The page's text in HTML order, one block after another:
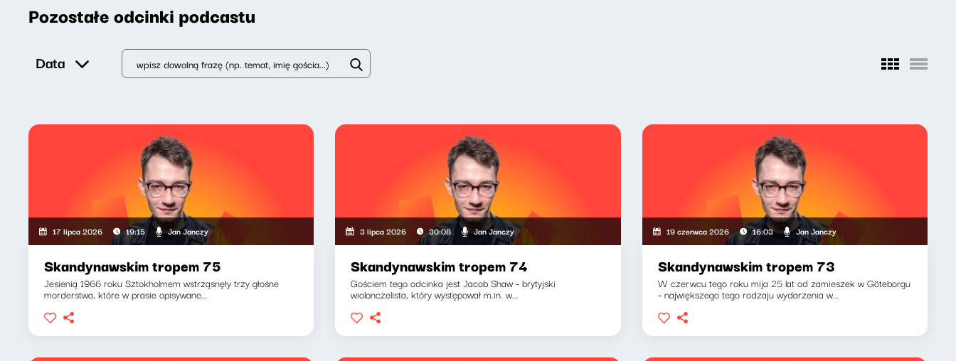
Pozostałe odcinki podcastu
Data
17 lipca 2026 19:15 Jan Janczy
Skandynawskim tropem 75
Jesienią 1966 roku Sztokholmem wstrząsnęły trzy głośne
morderstwa, które w prasie opisywane...
3 lipca 2026 30:08 Jan Janczy
Skandynawskim tropem 74
Gościem tego odcinka jest Jacob Shaw - brytyjski
wiolonczelista, który występował m.in. w...
19 czerwca 2026 16:03 Jan Janczy
Skandynawskim tropem 73
W czerwcu tego roku mija 25 lat od zamieszek w Göteborgu
- największego tego rodzaju wydarzenia w...